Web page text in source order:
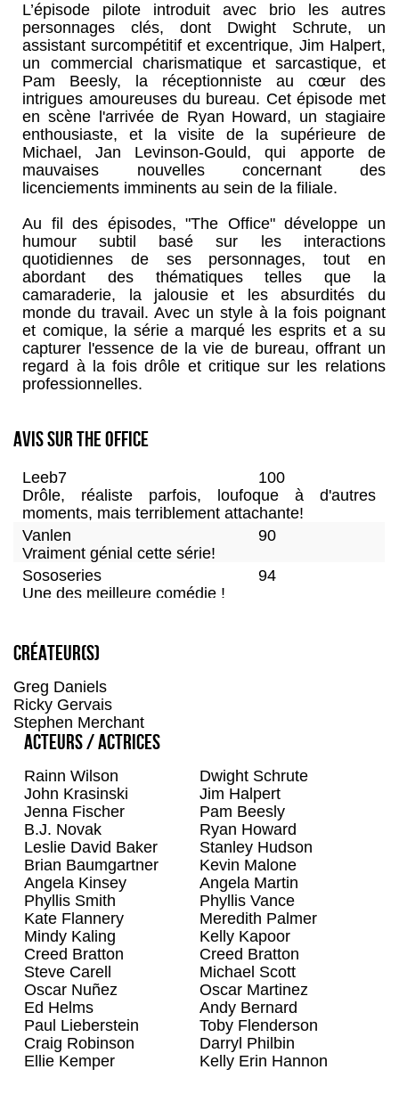
L’épisode pilote introduit avec brio les autres
personnages clés, dont Dwight Schrute, un
assistant surcompétitif et excentrique, Jim Halpert,
un commercial charismatique et sarcastique, et
Pam Beesly, la réceptionniste au cœur des
intrigues amoureuses du bureau. Cet épisode met
en scène l'arrivée de Ryan Howard, un stagiaire
enthousiaste, et la visite de la supérieure de
Michael, Jan Levinson-Gould, qui apporte de
mauvaises nouvelles concernant des
licenciements imminents au sein de la filiale.
Au fil des épisodes, "The Office" développe un
humour subtil basé sur les interactions
quotidiennes de ses personnages, tout en
abordant des thématiques telles que la
camaraderie, la jalousie et les absurdités du
monde du travail. Avec un style à la fois poignant
et comique, la série a marqué les esprits et a su
capturer l'essence de la vie de bureau, offrant un
regard à la fois drôle et critique sur les relations
professionnelles.
Avis sur The Office
Leeb7
100
Drôle, réaliste parfois, loufoque à d'autres
moments, mais terriblement attachante!
Vanlen
90
Vraiment génial cette série!
Sososeries
94
Une des meilleure comédie !
Travis
Theloutre
Mysa92
Petitpecule
Créateur(s)
Greg Daniels
Ricky Gervais
Stephen Merchant
Acteurs / Actrices
Rainn Wilson
Dwight Schrute
John Krasinski
Jim Halpert
Jenna Fischer
Pam Beesly
B.J. Novak
Ryan Howard
Leslie David Baker
Stanley Hudson
Brian Baumgartner
Kevin Malone
Angela Kinsey
Angela Martin
Phyllis Smith
Phyllis Vance
Kate Flannery
Meredith Palmer
Mindy Kaling
Kelly Kapoor
Creed Bratton
Creed Bratton
Steve Carell
Michael Scott
Oscar Nuñez
Oscar Martinez
Ed Helms
Andy Bernard
Paul Lieberstein
Toby Flenderson
Craig Robinson
Darryl Philbin
Ellie Kemper
Kelly Erin Hannon